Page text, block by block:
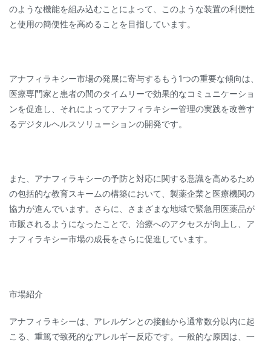
のような機能を組み込むことによって、このような装置の利便性
と使用の簡便性を高めることを目指しています。
アナフィラキシー市場の発展に寄与するもう1つの重要な傾向は、
医療専門家と患者の間のタイムリーで効果的なコミュニケーショ
ンを促進し、それによってアナフィラキシー管理の実践を改善す
るデジタルヘルスソリューションの開発です。
また、アナフィラキシーの予防と対応に関する意識を高めるため
の包括的な教育スキームの構築において、製薬企業と医療機関の
協力が進んでいます。さらに、さまざまな地域で緊急用医薬品が
市販されるようになったことで、治療へのアクセスが向上し、ア
ナフィラキシー市場の成長をさらに促進しています。
市場紹介
アナフィラキシーは、アレルゲンとの接触から通常数分以内に起
こる、重篤で致死的なアレルギー反応です。一般的な原因は、一